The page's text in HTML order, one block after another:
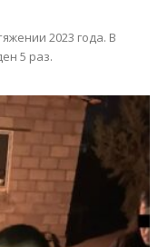
2023 года. В
5 раз.